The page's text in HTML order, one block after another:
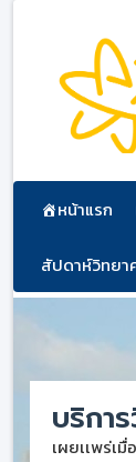
เนื้อหา
หน้าแรก
สัปดาห์วิทยา
บริกา
เผยเเพร่เมื่อ